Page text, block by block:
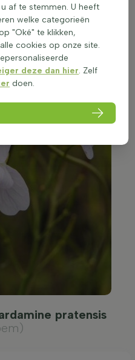
pratensis
af te stemmen. U heeft
welke categorieën
"Oké" te klikken,
cookies op onze site.
deze dan hier. Zelf
doen.